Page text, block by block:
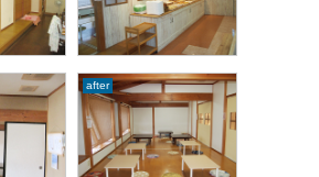
after